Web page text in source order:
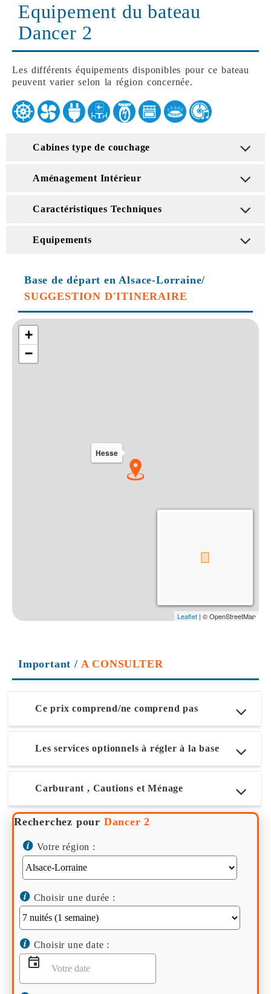
Equipement du bateau
Dancer 2
Les différents équipements disponibles pour ce bateau
peuvent varier selon la région concernée.
Cabines type de couchage
Aménagement Intérieur
Caractéristiques Techniques
Equipements
Base de départ en Alsace-Lorraine/
SUGGESTION D'ITINERAIRE
Important / A CONSULTER
Ce prix comprend/ne comprend pas
Les services optionnels à régler à la base
Carburant , Cautions et Ménage
Recherchez pour Dancer 2
Votre région :
Choisir une durée :
Choisir une date :